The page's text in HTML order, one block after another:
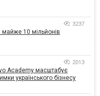
3237
майже 10 мільйонів
2013
Academy масштабує
українського бізнесу